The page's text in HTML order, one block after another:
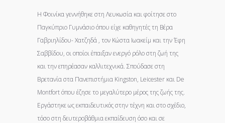
Η Φοινίκα γεννήθηκε στη Λευκωσία και φοίτησε στο
Παγκύπριο Γυμνάσιο όπου είχε καθηγητές τη Βέρα
Γαβριηλίδου- Χατζηδά , τον Κώστα Ιωακείμ και την Έφη
Σαββίδου, οι οποίοι έπαιξαν ενεργό ρόλο στη ζωή της
και την επηρέασαν καλλιτεχνικά. Σπούδασε στη
Βρετανία στα Πανεπιστήμια Kingston, Leicester και De
Montfort όπου έζησε το μεγαλύτερο μέρος της ζωής της.
Εργάστηκε ως εκπαιδευτικός στην τέχνη και στο σχέδιο,
τόσο στη δευτεροβάθμια εκπαίδευση όσο και σε